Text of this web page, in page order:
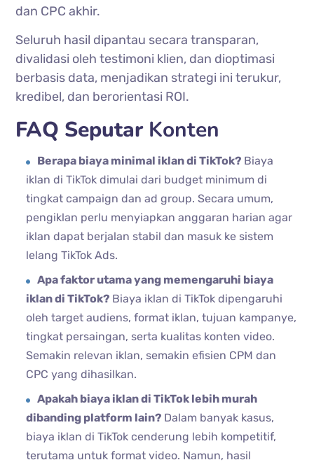
dan CPC akhir.
Seluruh hasil dipantau secara transparan,
divalidasi oleh testimoni klien, dan dioptimasi
berbasis data, menjadikan strategi ini terukur,
kredibel, dan berorientasi ROI.
FAQ Seputar Konten
Berapa biaya minimal iklan di TikTok? Biaya
iklan di TikTok dimulai dari budget minimum di
tingkat campaign dan ad group. Secara umum,
pengiklan perlu menyiapkan anggaran harian agar
iklan dapat berjalan stabil dan masuk ke sistem
lelang TikTok Ads.
Apa faktor utama yang memengaruhi biaya
iklan di TikTok? Biaya iklan di TikTok dipengaruhi
oleh target audiens, format iklan, tujuan kampanye,
tingkat persaingan, serta kualitas konten video.
Semakin relevan iklan, semakin efisien CPM dan
CPC yang dihasilkan.
Apakah biaya iklan di TikTok lebih murah
dibanding platform lain? Dalam banyak kasus,
biaya iklan di TikTok cenderung lebih kompetitif,
terutama untuk format video. Namun, hasil